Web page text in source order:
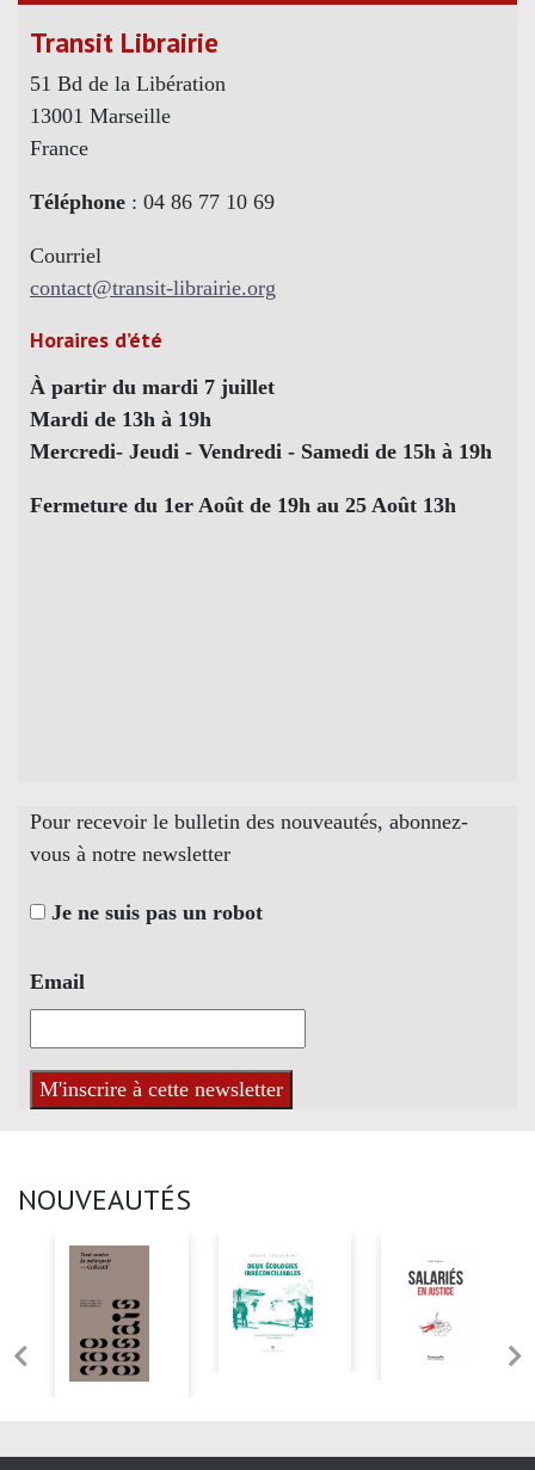
Transit Librairie
51 Bd de la Libération
13001 Marseille
France
Téléphone : 04 86 77 10 69
Courriel
contact@transit-librairie.org
Horaires d’été
À partir du mardi 7 juillet
Mardi de 13h à 19h
Mercredi- Jeudi - Vendredi - Samedi de 15h à 19h
Fermeture du 1er Août de 19h au 25 Août 13h
Pour recevoir le bulletin des nouveautés, abonnez-
vous à notre newsletter
Je ne suis pas un robot
Email
NOUVEAUTÉS